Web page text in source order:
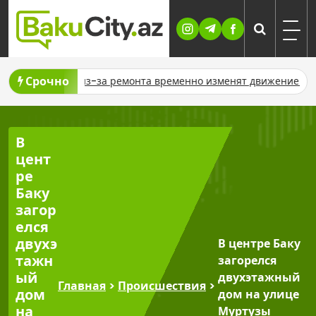
Skip
content
Срочно
В Баку из-за ремонта временно изменят движение шести
В
цент
ре
Баку
загор
елся
двухэ
тажн
ый
дом
на
Главная > Происшествия >
В центре Баку
загорелся
двухэтажный
дом на улице
Муртузы